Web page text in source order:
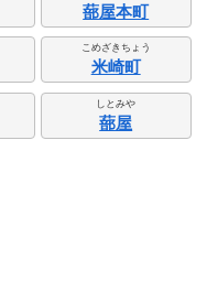
蔀屋本町
こめざきちょう
米崎町
しとみや
蔀屋